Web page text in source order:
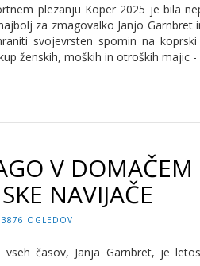
plezanju Koper 2025 je bila
za zmagovalko Janjo Garnbret
svojevrsten spomin na koprski
ženskih, moških in otroških majic -
V DOMAČEM
NAVIJAČE
3876 OGLEDOV
vseh časov, Janja Garnbret, je